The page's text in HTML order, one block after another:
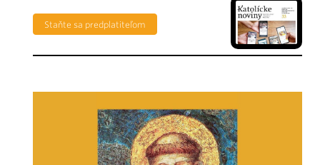
Staňte sa predplatiteľom